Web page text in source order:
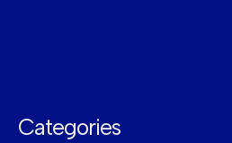
Categories